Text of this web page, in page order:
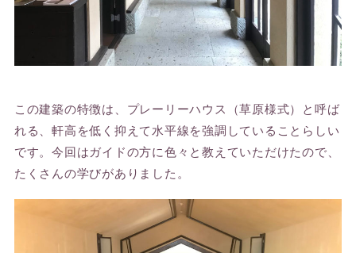
この建築の特徴は、プレーリーハウス（草原様式）と呼ば
れる、軒高を低く抑えて水平線を強調していることらしい
です。今回はガイドの方に色々と教えていただけたので、
たくさんの学びがありました。